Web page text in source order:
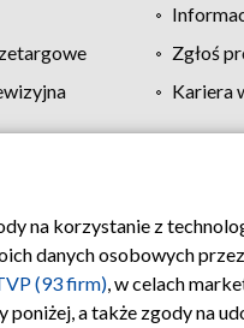
Zgłoś
Kariera
Polityka prywatności
na korzystanie z
danych osobowych
(93 firm), w celach
a także zgody na